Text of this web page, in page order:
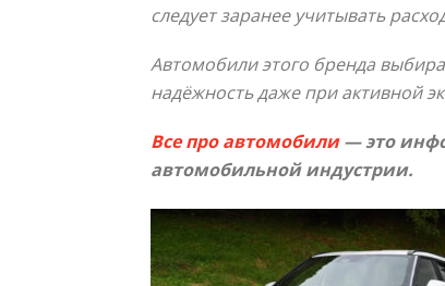
следует заранее учитывать
Автомобили этого бренда
надёжность даже при активной
Все про автомобили— это
автомобильной индустрии.